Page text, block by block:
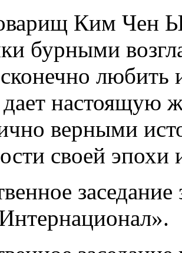
Ким Чен
бурными
любить
настоящую
верными
своей эпохи